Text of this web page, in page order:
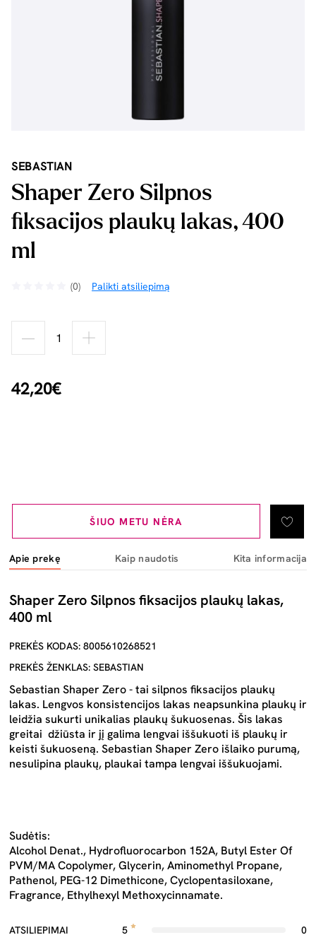
SEBASTIAN
Shaper Zero Silpnos
fiksacijos plaukų lakas, 400
ml
(0) Palikti atsiliepimą
42,20€
ŠIUO METU NĖRA
Apie prekę Kaip naudotis Kita informacija
Shaper Zero Silpnos fiksacijos plaukų lakas,
400 ml
PREKĖS KODAS: 8005610268521
PREKĖS ŽENKLAS: SEBASTIAN
Sebastian Shaper Zero - tai silpnos fiksacijos plaukų
lakas. Lengvos konsistencijos lakas neapsunkina plaukų ir
leidžia sukurti unikalias plaukų šukuosenas. Šis lakas
greitai džiūsta ir jį galima lengvai iššukuoti iš plaukų ir
keisti šukuoseną. Sebastian Shaper Zero išlaiko purumą,
nesulipina plaukų, plaukai tampa lengvai iššukuojami.
Sudėtis:
Alcohol Denat., Hydrofluorocarbon 152A, Butyl Ester Of
PVM/MA Copolymer, Glycerin, Aminomethyl Propane,
Pathenol, PEG-12 Dimethicone, Cyclopentasiloxane,
Fragrance, Ethylhexyl Methoxycinnamate.
ATSILIEPIMAI 5
0